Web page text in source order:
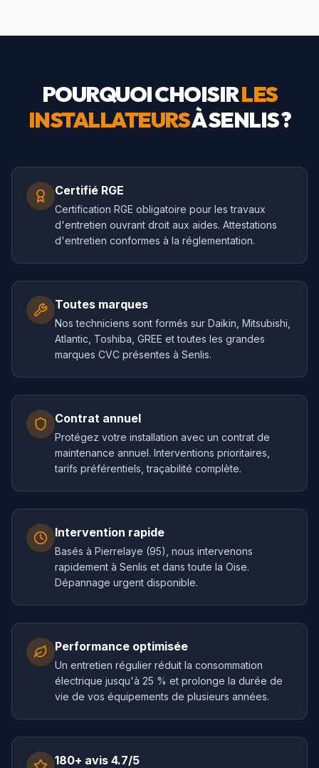
POURQUOI CHOISIRLES
INSTALLATEURSÀSENLIS?
Certifié RGE
Certification RGE obligatoire pour les travaux
d'entretien ouvrant droit aux aides. Attestations
d'entretien conformes à la réglementation.
Toutes marques
Nos techniciens sont formés sur Daikin, Mitsubishi,
Atlantic, Toshiba, GREE et toutes les grandes
marques CVC présentes à Senlis.
Contrat annuel
Protégez votre installation avec un contrat de
maintenance annuel. Interventions prioritaires,
tarifs préférentiels, traçabilité complète.
Intervention rapide
Basés à Pierrelaye (95), nous intervenons
rapidement à Senlis et dans toute la Oise.
Dépannage urgent disponible.
Performance optimisée
Un entretien régulier réduit la consommation
électrique jusqu'à 25 % et prolonge la durée de
vie de vos équipements de plusieurs années.
180+ avis 4.7/5